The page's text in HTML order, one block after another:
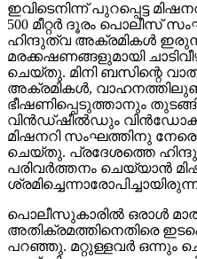
ഇവിടെനിന്ന് പുറപ്പെട്ട
500 മീറ്റര്‍ ദൂരം പൊലീസ്
ഹിന്ദുത്വ അക്രമികള്‍
മരക്കഷണങ്ങളുമായി
ചെയ്തു. മിനി ബസിന്റെ
അക്രമികള്‍,
ഭീഷണിപ്പെടുത്താനും
വിന്‍ഡ്ഷീല്‍ഡും
മിഷനറി സംഘത്തിനു
ചെയ്തു. പ്രദേശത്തെ
പരിവര്‍ത്തനം ചെയ്യാന്‍
പൊലീസുകാരില്‍ ഒരാള്‍
അതിക്രമത്തിനെതിരെ
പറഞ്ഞു. മറ്റുള്ളവര്‍ ഒന്നും